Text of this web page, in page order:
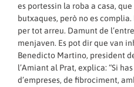
es portessin la roba a casa,
butxaques, però no es
per tot arreu. Damunt de
menjaven. Es pot dir que van
Benedicto Martino, president
l’Amiant al Prat, explica: “Si
d’empreses, de fibrociment,